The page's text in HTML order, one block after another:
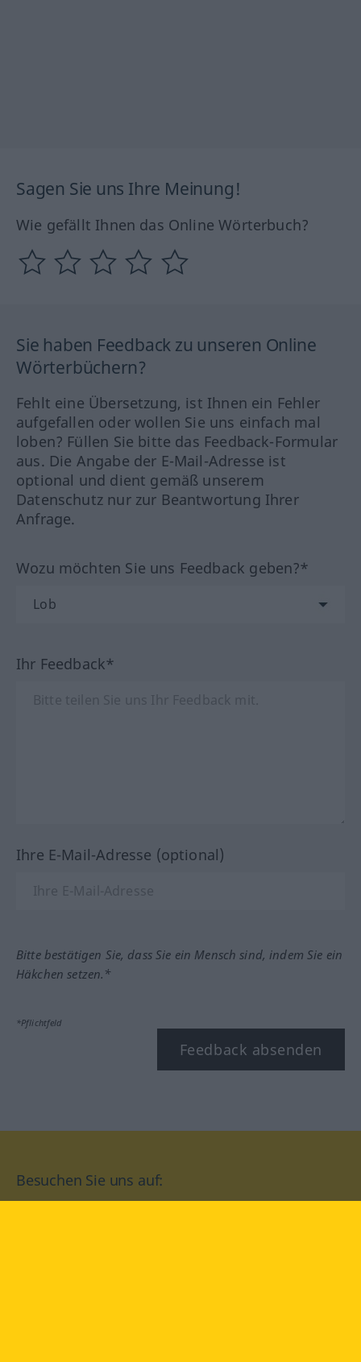
Sagen Sie uns Ihre Meinung!
Wie gefällt Ihnen das Online Wörterbuch?
Sie haben Feedback zu unseren Online
Wörterbüchern?
Fehlt eine Übersetzung, ist Ihnen ein Fehler
aufgefallen oder wollen Sie uns einfach mal
loben? Füllen Sie bitte das Feedback-Formular
aus. Die Angabe der E-Mail-Adresse ist
optional und dient gemäß unserem
Datenschutz nur zur Beantwortung Ihrer
Anfrage.
Wozu möchten Sie uns Feedback geben?*
Ihr Feedback*
Ihre E-Mail-Adresse (optional)
Bitte bestätigen Sie, dass Sie ein Mensch sind, indem Sie ein
Häkchen setzen.*
*Pflichtfeld
Feedback absenden
Besuchen Sie uns auf: